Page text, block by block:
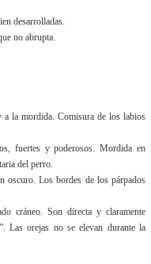
desarrolladas.
no abrupta.
la mordida. Comisura de los labios
fuertes y poderosos. Mordida en
del perro.
oscuro. Los bordes de los párpados
cráneo. Son directa y claramente
Las orejas no se elevan durante la